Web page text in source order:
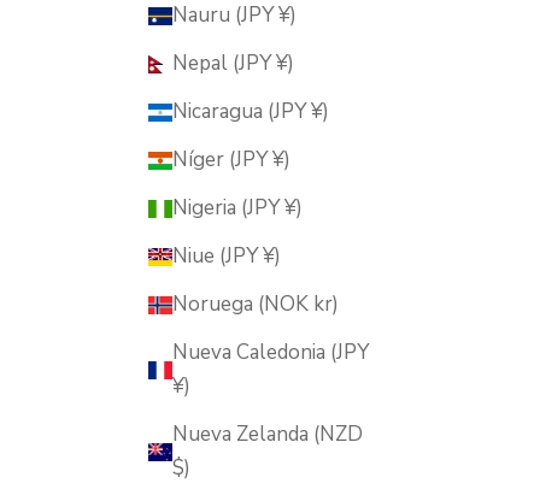
Nauru (JPY ¥)
Nepal (JPY ¥)
Nicaragua (JPY ¥)
Níger (JPY ¥)
Nigeria (JPY ¥)
Niue (JPY ¥)
Noruega (NOK kr)
Nueva Caledonia (JPY
¥)
Nueva Zelanda (NZD
$)